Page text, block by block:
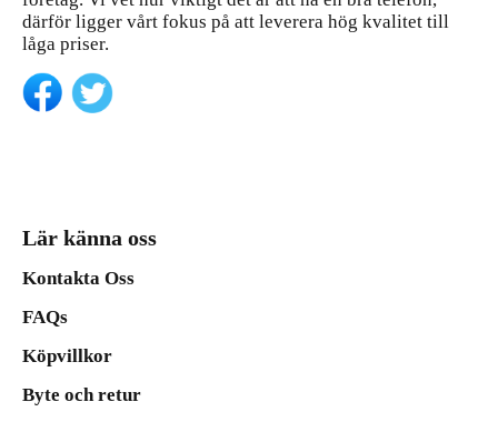
därför ligger vårt fokus på att leverera hög kvalitet till
låga priser.
Lär känna oss
Kontakta Oss
FAQs
Köpvillkor
Byte och retur